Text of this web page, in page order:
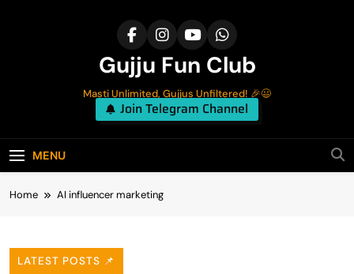
Gujju Fun Club
Masti Unlimited, Gujjus Unfiltered! 🎉😃
Join Telegram Channel
MENU
Home AI influencer marketing
LATEST POSTS 📌